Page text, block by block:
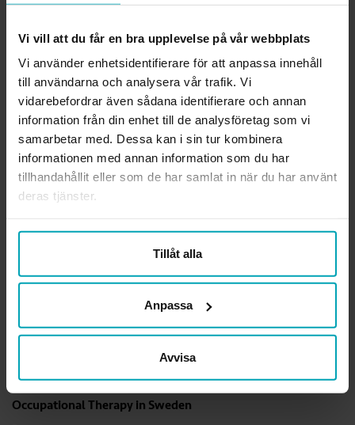
Vi vill att du får en bra upplevelse på vår webbplats
Vi använder enhetsidentifierare för att anpassa innehåll
till användarna och analysera vår trafik. Vi
vidarebefordrar även sådana identifierare och annan
information från din enhet till de analysföretag som vi
samarbetar med. Dessa kan i sin tur kombinera
informationen med annan information som du har
tillhandahållit eller som de har samlat in när du har använt
deras tjänster.
Tillåt alla
Anpassa
Avvisa
Läs mer om förbundet
KONTAKTA OSS
Rådgivning i fackliga frågor
medlemsradgivning@arbetsterapeuterna.se
Frågor om medlemskapet
Professionsfrågor och övriga frågor
Här är våra telefontider
GÅ DIREKT
Occupational Therapy in Sweden